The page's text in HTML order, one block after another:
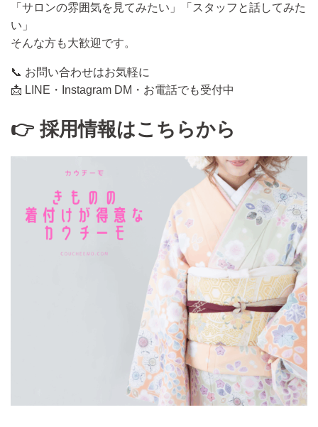
「サロンの雰囲気を見てみたい」「スタッフと話してみた
い」
そんな方も大歓迎です。
📞 お問い合わせはお気軽に
📩 LINE・Instagram DM・お電話でも受付中
👉 採用情報はこちらから